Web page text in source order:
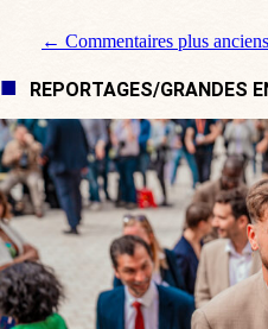
Navigation de
← Commentaires plus anciens
REPORTAGES/GRANDES